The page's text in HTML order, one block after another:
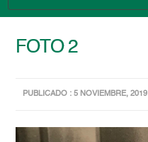
FOTO 2
PUBLICADO : 5 NOVIEMBRE, 2019